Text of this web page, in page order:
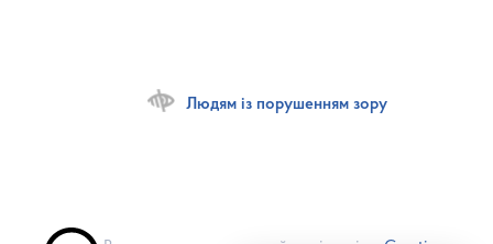
Людям із порушенням зору